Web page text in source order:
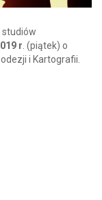
studiów
r . (piątek) o
i Kartografii.